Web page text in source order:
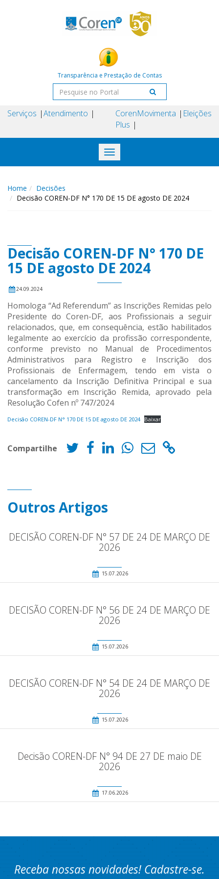
Transparência e Prestação de Contas
Serviços Atendimento
Coren
Plus
Movimenta Eleições
Toggle
navigation
Home
Decisões
Decisão COREN-DF N° 170 DE 15 DE agosto DE 2024
Decisão COREN-DF N° 170 DE
15 DE agosto DE 2024
24.09.2024
Homologa “Ad Referendum” as Inscrições Remidas pelo
Presidente do Coren-DF, aos Profissionais a seguir
relacionados, que, em consequência, estão habilitados
legalmente ao exercício da profissão correspondente,
conforme previsto no Manual de Procedimentos
Administrativos para Registro e Inscrição dos
Profissionais de Enfermagem, tendo em vista o
cancelamento da Inscrição Definitiva Principal e sua
transformação em Inscrição Remida, aprovado pela
Resolução Cofen nº 747/2024
Decisão COREN-DF N° 170 DE 15 DE agosto DE 2024 Baixar
Compartilhe
Outros Artigos
DECISÃO COREN-DF N° 57 DE 24 DE MARÇO DE
2026
15.07.2026
DECISÃO COREN-DF N° 56 DE 24 DE MARÇO DE
2026
15.07.2026
DECISÃO COREN-DF N° 54 DE 24 DE MARÇO DE
2026
15.07.2026
Decisão COREN-DF N° 94 DE 27 DE maio DE
2026
17.06.2026
Receba nossas novidades! Cadastre-se.